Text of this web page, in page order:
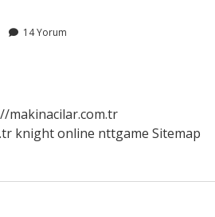
14 Yorum
makinacilar.com.tr
knight online nttgame Sitemap